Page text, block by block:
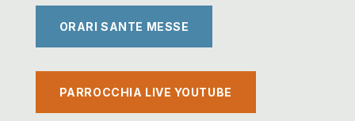
ORARI SANTE MESSE
PARROCCHIA LIVE YOUTUBE